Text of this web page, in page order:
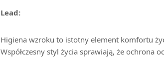
Lead:
Higiena wzroku to istotny element komfortu
Współczesny styl życia sprawiają, że ochrona